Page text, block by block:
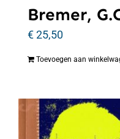
Bremer,
€25,50
Toevoegen aan